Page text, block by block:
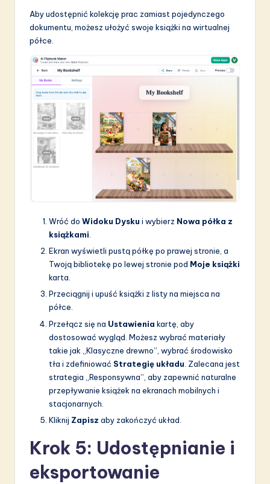
Aby udostępnić kolekcję prac zamiast pojedynczego
dokumentu, możesz ułożyć swoje książki na wirtualnej
półce.
Wróć do Widoku Dysku i wybierz Nowa półka z
książkami.
Ekran wyświetli pustą półkę po prawej stronie, a
Twoją bibliotekę po lewej stronie pod Moje książki
karta.
Przeciągnij i upuść książki z listy na miejsca na
półce.
Przełącz się na Ustawienia kartę, aby
dostosować wygląd. Możesz wybrać materiały
takie jak „Klasyczne drewno”, wybrać środowisko
tła i zdefiniować Strategię układu . Zalecana jest
strategia „Responsywna”, aby zapewnić naturalne
przepływanie książek na ekranach mobilnych i
stacjonarnych.
Kliknij Zapisz aby zakończyć układ.
Krok 5: Udostępnianie i
eksportowanie